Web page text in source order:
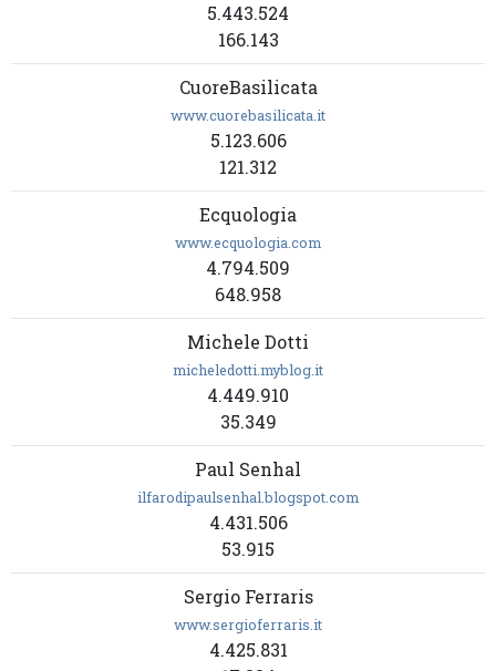
5.443.524
166.143
CuoreBasilicata
www.cuorebasilicata.it
5.123.606
121.312
Ecquologia
www.ecquologia.com
4.794.509
648.958
Michele Dotti
micheledotti.myblog.it
4.449.910
35.349
Paul Senhal
ilfarodipaulsenhal.blogspot.com
4.431.506
53.915
Sergio Ferraris
www.sergioferraris.it
4.425.831